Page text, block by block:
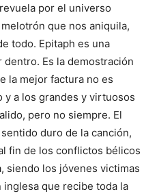
por el universo
que nos aniquila,
todo. Epitaph es una
Es la demostración
la mejor factura no es
a los grandes y virtuosos
pero no siempre. El
duro de la canción,
fin de los conflictos bélicos
siendo los jóvenes victimas
que recibe toda la